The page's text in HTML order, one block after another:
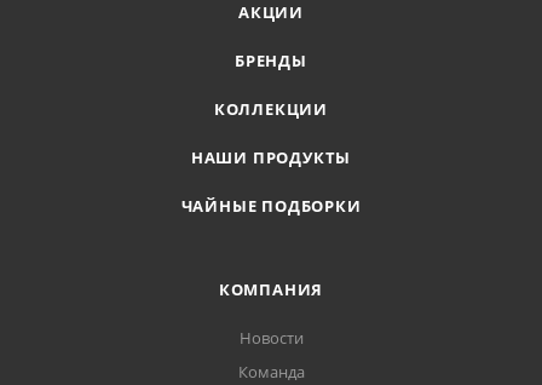
АКЦИИ
БРЕНДЫ
КОЛЛЕКЦИИ
НАШИ ПРОДУКТЫ
ЧАЙНЫЕ ПОДБОРКИ
КОМПАНИЯ
Новости
Команда